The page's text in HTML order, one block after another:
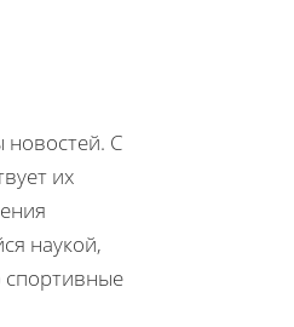
С
их
наукой,
спортивные